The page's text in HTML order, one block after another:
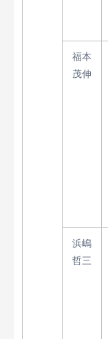
福本
茂伸
浜嶋
哲三